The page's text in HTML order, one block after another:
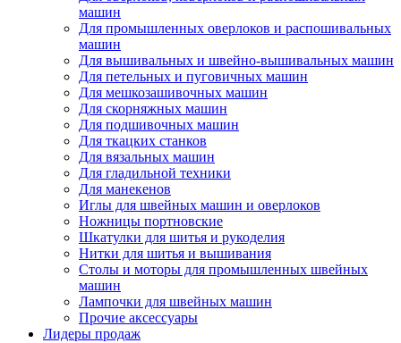
машин
Для промышленных оверлоков и распошивальных
машин
Для вышивальных и швейно-вышивальных машин
Для петельных и пуговичных машин
Для мешкозашивочных машин
Для скорняжных машин
Для подшивочных машин
Для ткацких станков
Для вязальных машин
Для гладильной техники
Для манекенов
Иглы для швейных машин и оверлоков
Ножницы портновские
Шкатулки для шитья и рукоделия
Нитки для шитья и вышивания
Столы и моторы для промышленных швейных
машин
Лампочки для швейных машин
Прочие аксессуары
Лидеры продаж